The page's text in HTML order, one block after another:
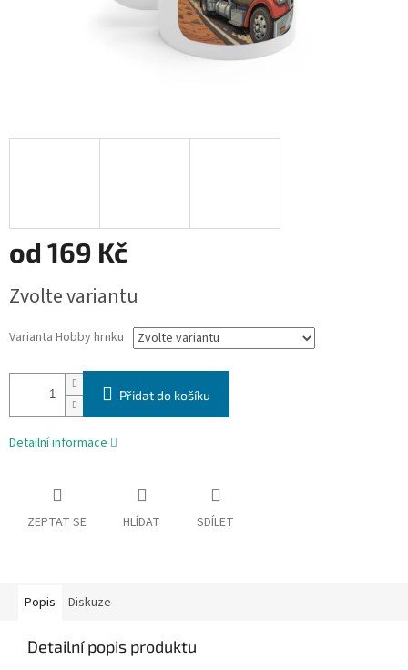
od 169 Kč
cena:
Zvolte variantu
Varianta Hobby hrnku
Přidat do košíku
Detailní informace
ZEPTAT SE HLÍDAT SDÍLET
Popis Diskuze
Detailní popis produktu